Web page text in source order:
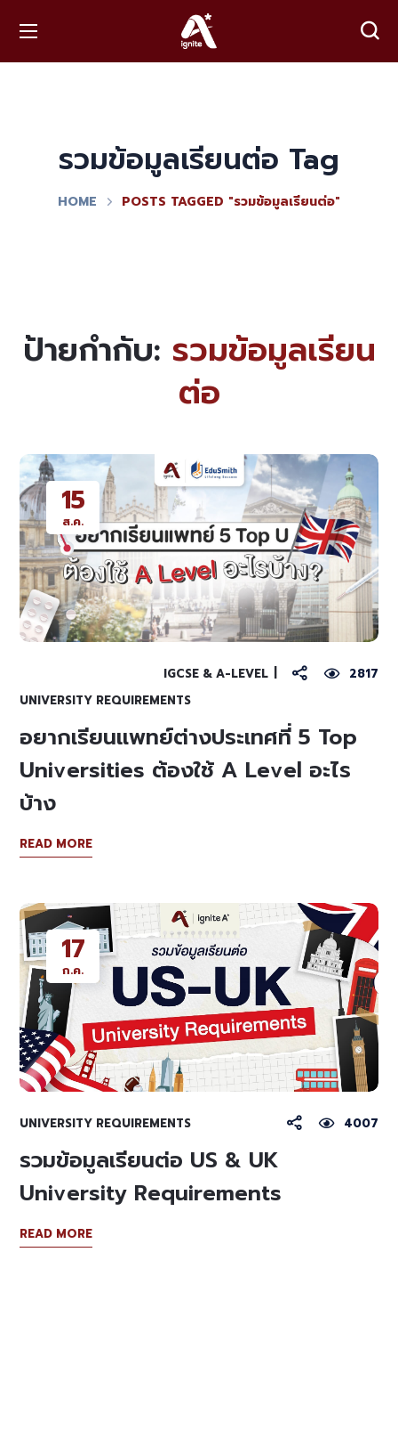
รวมข้อมูลเรียนต่อ Tag
HOME POSTS TAGGED "รวมข้อมูลเรียนต่อ"
ป้ายกำกับ: รวมข้อมูลเรียน
ต่อ
15
ส.ค.
IGCSE & A-LEVEL
UNIVERSITY REQUIREMENTS
2817
อยากเรียนแพทย์ต่างประเทศที่ 5 Top
Universities ต้องใช้ A Level อะไร
บ้าง
READ MORE
17
ก.ค.
UNIVERSITY REQUIREMENTS 4007
รวมข้อมูลเรียนต่อ US & UK
University Requirements
READ MORE